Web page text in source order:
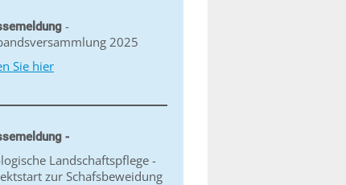
-
2025
Sie hier
-
Landschaftspflege -
zur Schafsbeweidung